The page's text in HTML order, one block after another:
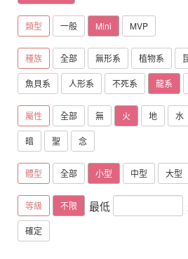
類型 一般 Mini MVP
種族 全部 無形系 植物系
魚貝系 人形系 不死系 龍系
屬性 全部 無 火 地 水
暗 聖 念
體型 全部 小型 中型 大型
等級 不限 最低
確定